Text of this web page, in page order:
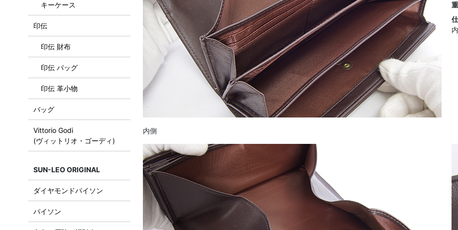
キーケース
印伝
印伝 財布
印伝 バッグ
印伝 革小物
バッグ
Vittorio Godi
(ヴィットリオ・ゴーディ)
SUN-LEO ORIGINAL
ダイヤモンドパイソン
パイソン
内側